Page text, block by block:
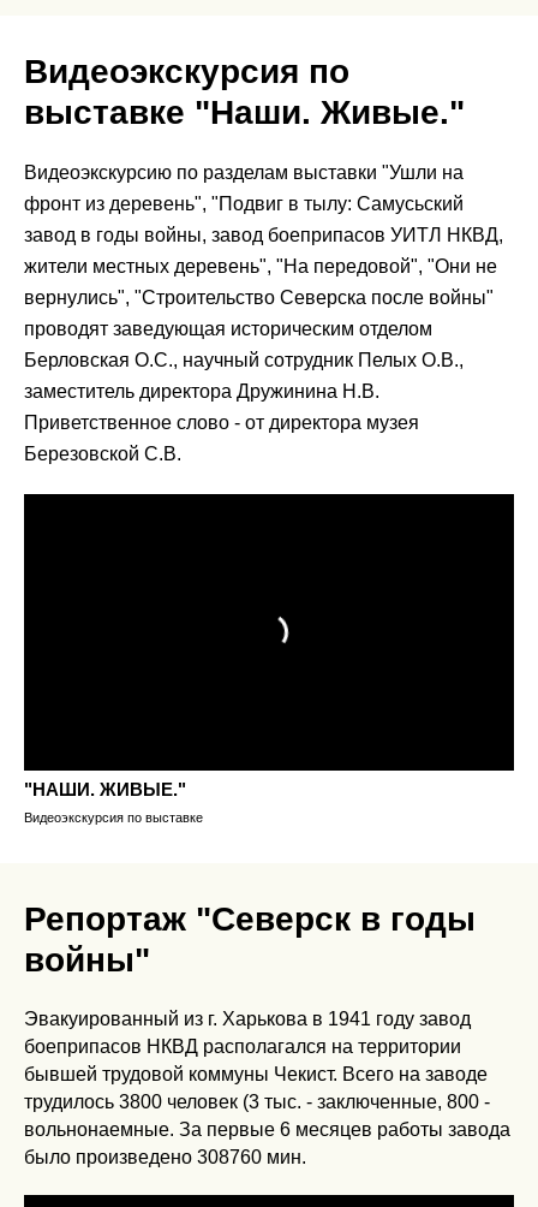
Видеоэкскурсия по
выставке "Наши. Живые."
Видеоэкскурсию по разделам выставки "Ушли на
фронт из деревень", "Подвиг в тылу: Самусьский
завод в годы войны, завод боеприпасов УИТЛ НКВД,
жители местных деревень", "На передовой", "Они не
вернулись", "Строительство Северска после войны"
проводят заведующая историческим отделом
Берловская О.С., научный сотрудник Пелых О.В.,
заместитель директора Дружинина Н.В.
Приветственное слово - от директора музея
Березовской С.В.
"НАШИ. ЖИВЫЕ."
Видеоэкскурсия по выставке
Репортаж "Северск в годы
войны"
Эвакуированный из г. Харькова в 1941 году завод
боеприпасов НКВД располагался на территории
бывшей трудовой коммуны Чекист. Всего на заводе
трудилось 3800 человек (3 тыс. - заключенные, 800 -
вольнонаемные. За первые 6 месяцев работы завода
было произведено 308760 мин.